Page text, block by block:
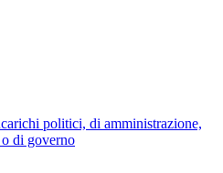
politici, di amministrazione,
di governo